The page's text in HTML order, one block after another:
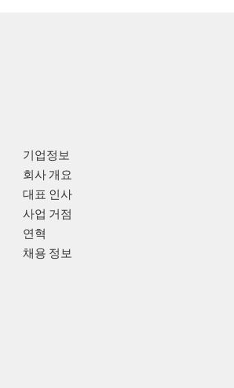
기업정보
회사 개요
대표 인사
사업 거점
연혁
채용 정보